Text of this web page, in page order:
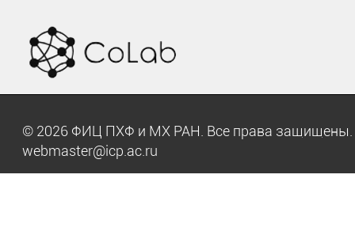
© 2026 ФИЦ ПХФ и МХ РАН. Все права
webmaster@icp.ac.ru